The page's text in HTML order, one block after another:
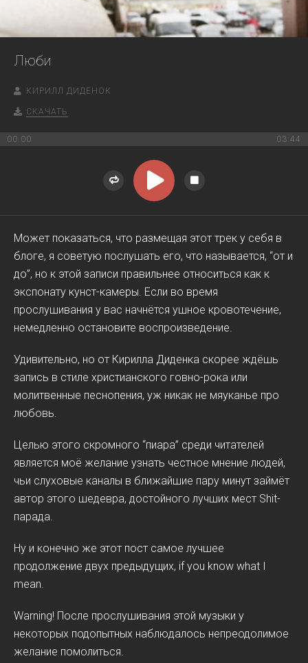
Люби
КИРИЛЛ ДИДЕНОК
СКАЧАТЬ
00:00 03:44
Может показаться, что размещая этот трек у себя в
блоге, я советую послушать его, что называется, “от и
до”, но к этой записи правильнее относиться как к
экспонату кунст-камеры. Если во время
прослушивания у вас начнётся ушное кровотечение,
немедленно остановите воспроизведение.
Удивительно, но от Кирилла Диденка скорее ждёшь
запись в стиле христианского говно-рока или
молитвенные песнопения, уж никак не мяуканье про
любовь.
Целью этого скромного “пиара” среди читателей
является моё желание узнать честное мнение людей,
чьи слуховые каналы в ближайшие пару минут займёт
автор этого шедевра, достойного лучших мест Shit-
парада.
Ну и конечно же этот пост самое лучшее
продолжение двух предыдущих, if you know what I
mean.
Warning! После прослушивания этой музыки у
некоторых подопытных наблюдалось непреодолимое
желание помолиться.